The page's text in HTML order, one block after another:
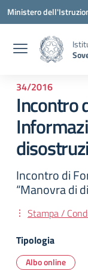
Vai ai contenuti
Vai al menu di
Vai al footer
Ministero
34/2016
Incontro
Incontro di
“Manovra di
Stampa /
Tipologia
Albo online